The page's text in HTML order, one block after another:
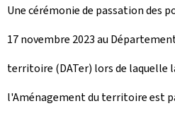
e
a
t
e
Une cérémonie de passation des
17 novembre 2023 au
territoire (DATer) lors de
l'Aménagement du territoire est